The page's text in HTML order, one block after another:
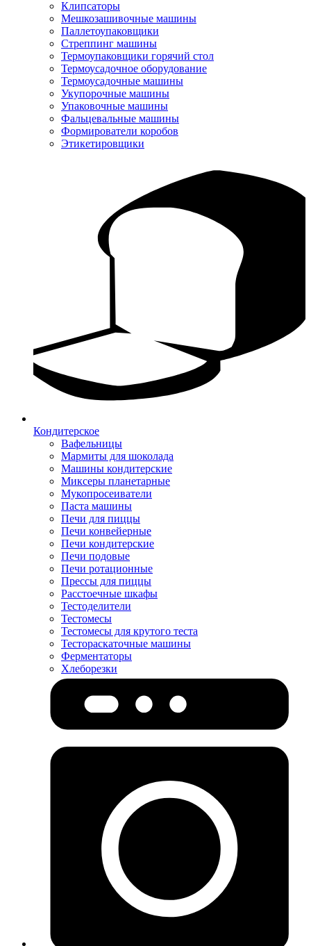
Клипсаторы
Мешкозашивочные машины
Паллетоупаковщики
Стреппинг машины
Термоупаковщики горячий стол
Термоусадочное оборудование
Термоусадочные машины
Укупорочные машины
Упаковочные машины
Фальцевальные машины
Формирователи коробов
Этикетировщики
Кондитерское
Вафельницы
Мармиты для шоколада
Машины кондитерские
Миксеры планетарные
Мукопросеиватели
Паста машины
Печи для пиццы
Печи конвейерные
Печи кондитерские
Печи подовые
Печи ротационные
Прессы для пиццы
Расстоечные шкафы
Тестоделители
Тестомесы
Тестомесы для крутого теста
Тестораскаточные машины
Ферментаторы
Хлеборезки